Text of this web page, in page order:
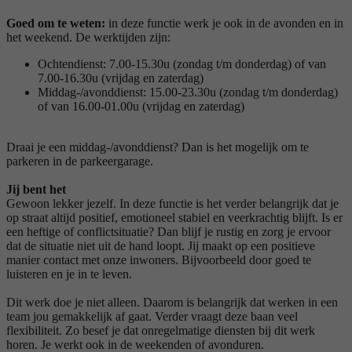
Goed om te weten: in deze functie werk je ook in de avonden en in
het weekend. De werktijden zijn:
Ochtendienst: 7.00-15.30u (zondag t/m donderdag) of van
7.00-16.30u (vrijdag en zaterdag)
Middag-/avonddienst: 15.00-23.30u (zondag t/m donderdag)
of van 16.00-01.00u (vrijdag en zaterdag)
Draai je een middag-/avonddienst? Dan is het mogelijk om te
parkeren in de parkeergarage.
Jij bent het
Gewoon lekker jezelf. In deze functie is het verder belangrijk dat je
op straat altijd positief, emotioneel stabiel en veerkrachtig blijft. Is er
een heftige of conflictsituatie? Dan blijf je rustig en zorg je ervoor
dat de situatie niet uit de hand loopt. Jij maakt op een positieve
manier contact met onze inwoners. Bijvoorbeeld door goed te
luisteren en je in te leven.
Dit werk doe je niet alleen. Daarom is belangrijk dat werken in een
team jou gemakkelijk af gaat. Verder vraagt deze baan veel
flexibiliteit. Zo besef je dat onregelmatige diensten bij dit werk
horen. Je werkt ook in de weekenden of avonduren.